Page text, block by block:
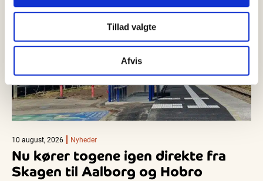
Tillad valgte
Afvis
10 august, 2026 Nyheder
Nu kører togene igen direkte fra
Skagen til Aalborg og Hobro